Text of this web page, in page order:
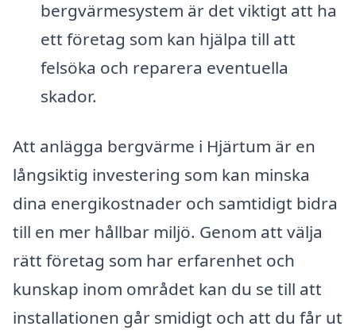
bergvärmesystem är det viktigt att ha
ett företag som kan hjälpa till att
felsöka och reparera eventuella
skador.
Att anlägga bergvärme i Hjärtum är en
långsiktig investering som kan minska
dina energikostnader och samtidigt bidra
till en mer hållbar miljö. Genom att välja
rätt företag som har erfarenhet och
kunskap inom området kan du se till att
installationen går smidigt och att du får ut